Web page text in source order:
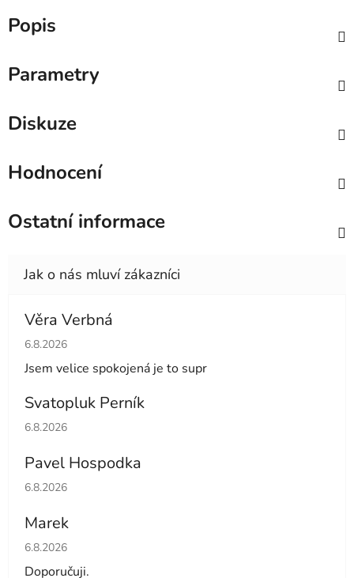
Popis
Parametry
Diskuze
Hodnocení
Ostatní informace
Věra Verbná
Hodnocení obchodu je 5 z 5 hvězdiček.
6.8.2026
Jsem velice spokojená je to supr
Svatopluk Perník
Hodnocení obchodu je 5 z 5 hvězdiček.
6.8.2026
Pavel Hospodka
Hodnocení obchodu je 5 z 5 hvězdiček.
6.8.2026
Marek
Hodnocení obchodu je 4 z 5 hvězdiček.
6.8.2026
Doporučuji.